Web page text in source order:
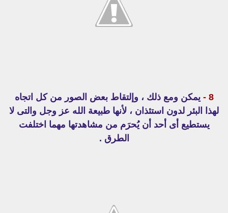
8 -
يمكن ومع ذلك ، وإلتقاط بعض الصور من كل اتجاه
لهذا البئر لدون استئذان ، لأنها طبيعة الله عز وجل والتى لا
يستطيع أى أحد أن يُحرَم من مشاهدتها مهما اختلفت
الطرق .